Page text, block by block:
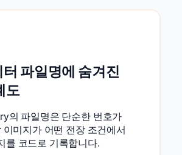
파일명에 숨겨진
도
의 파일명은 단순한 번호가
이미지가 어떤 전장 조건에서
를 코드로 기록합니다.